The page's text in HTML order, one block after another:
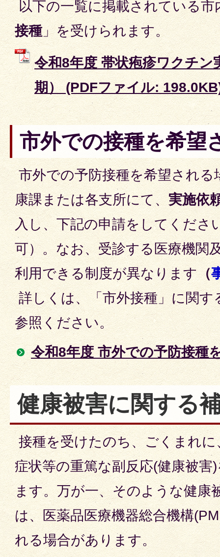
以下の一覧に掲載されている
接種」を受けられます。
令和8年度 帯状疱疹ワクチン
期） (PDFファイル:
市外での接種を希望
市外での予防接種を希望される
康課または各支所にて、 実施依
入し、下記の申請をしてくださ
可）。なお、受診する医療機関
利用できる制度が異なります （
詳しくは、「市外接種」に関す
参照ください。
令和8年度 市外での予防接種
健康被害に関する
接種を受けたのち、ごくまれ
症状等の重篤な副反応(健康被
ます。万が一、そのような健康
は、医薬品医療機器総合機構
れる場合があります。